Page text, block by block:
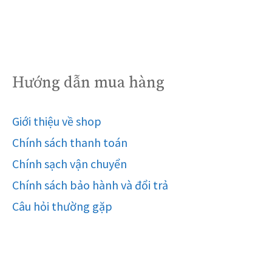
Hướng dẫn mua hàng
Giới thiệu về shop
Chính sách thanh toán
Chính sạch vận chuyển
Chính sách bảo hành và đổi trả
Câu hỏi thường gặp